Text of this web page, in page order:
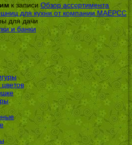
к записиОбзор ассортимента
для кухни от компании МАЕРСС
для дачи
и банки